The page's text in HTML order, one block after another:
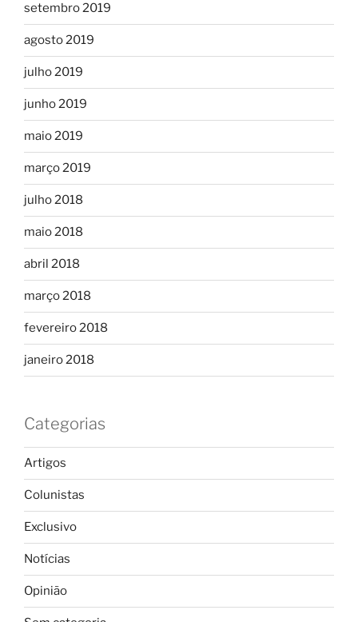
setembro 2019
agosto 2019
julho 2019
junho 2019
maio 2019
março 2019
julho 2018
maio 2018
abril 2018
março 2018
fevereiro 2018
janeiro 2018
Categorias
Artigos
Colunistas
Exclusivo
Notícias
Opinião